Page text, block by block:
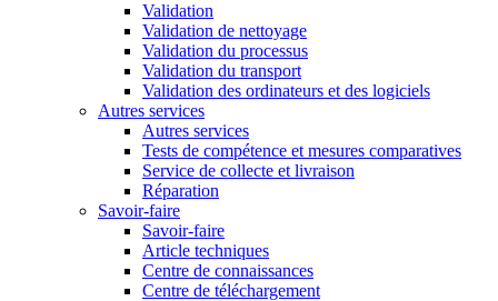
Validation
Validation de nettoyage
Validation du processus
Validation du transport
Validation des ordinateurs et des logiciels
Autres services
Autres services
Tests de compétence et mesures comparatives
Service de collecte et livraison
Réparation
Savoir-faire
Savoir-faire
Article techniques
Centre de connaissances
Centre de téléchargement